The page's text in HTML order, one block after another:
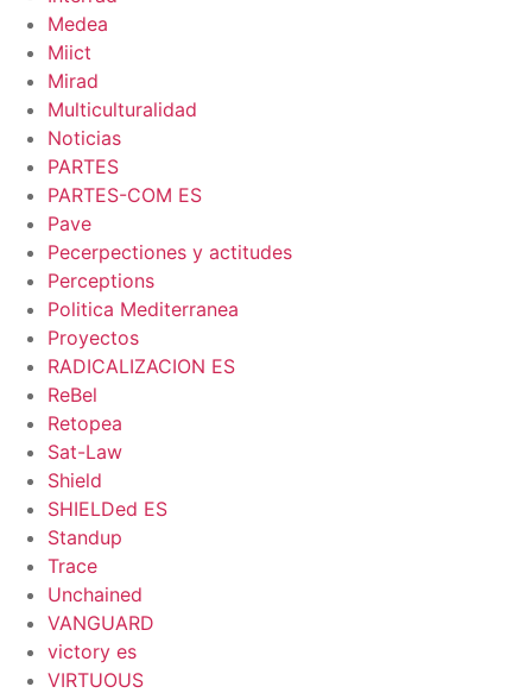
Medea
Miict
Mirad
Multiculturalidad
Noticias
PARTES
PARTES-COM ES
Pave
Pecerpectiones y actitudes
Perceptions
Politica Mediterranea
Proyectos
RADICALIZACION ES
ReBel
Retopea
Sat-Law
Shield
SHIELDed ES
Standup
Trace
Unchained
VANGUARD
victory es
VIRTUOUS